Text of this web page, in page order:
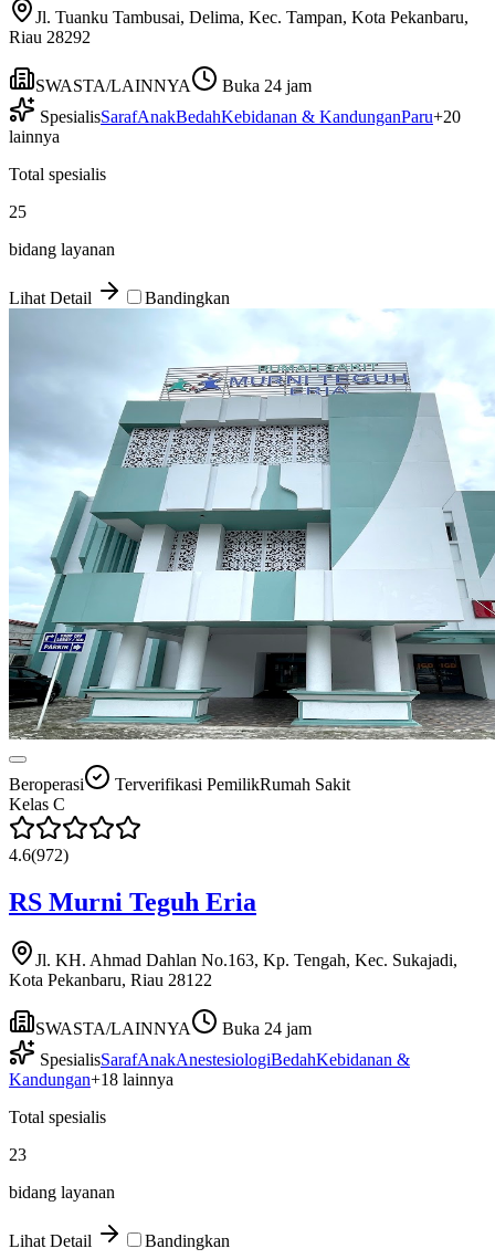
Jl. Tuanku Tambusai, Delima, Kec. Tampan, Kota Pekanbaru,
Riau 28292
SWASTA/LAINNYA
Buka 24 jam
SpesialisSarafAnakBedahKebidanan & KandunganParu+20
lainnya
Total spesialis
25
bidang layanan
Lihat Detail Bandingkan
Beroperasi Terverifikasi PemilikRumah Sakit
Kelas C
4.6(972)
RS Murni Teguh Eria
Jl. KH. Ahmad Dahlan No.163, Kp. Tengah, Kec. Sukajadi,
Kota Pekanbaru, Riau 28122
SWASTA/LAINNYA
Buka 24 jam
SpesialisSarafAnakAnestesiologiBedahKebidanan &
Kandungan+18 lainnya
Total spesialis
23
bidang layanan
Lihat Detail Bandingkan